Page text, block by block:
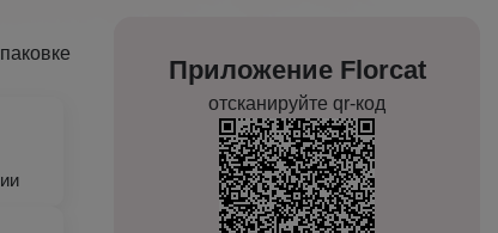
Приложение Florcat
отсканируйте qr-код